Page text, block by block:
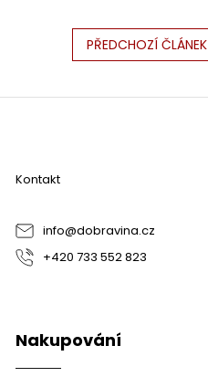
PŘEDCHOZÍ ČLÁNEK
Z
Kontakt
info@dobravina.cz
+420 733 552 823
Nakupování